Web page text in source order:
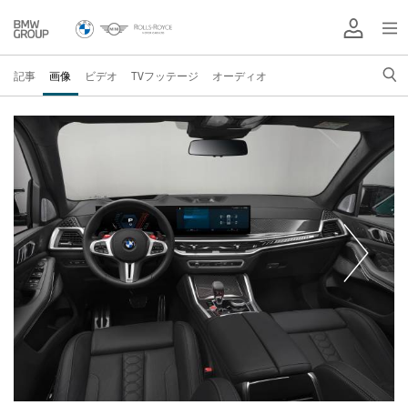
記事 画像 ビデオ TVフッテージ オーディオ